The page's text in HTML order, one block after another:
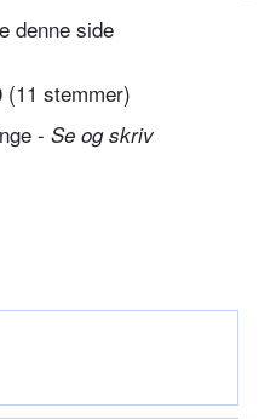
denne side
(11 stemmer)
- Se og skriv